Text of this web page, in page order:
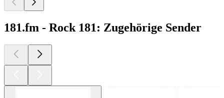
181.fm - Rock 181: Zugehörige Sender